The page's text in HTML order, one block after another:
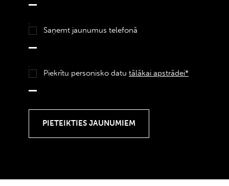
Saņemt jaunumus telefonā
Piekrītu personisko datu tālākai apstrādei*